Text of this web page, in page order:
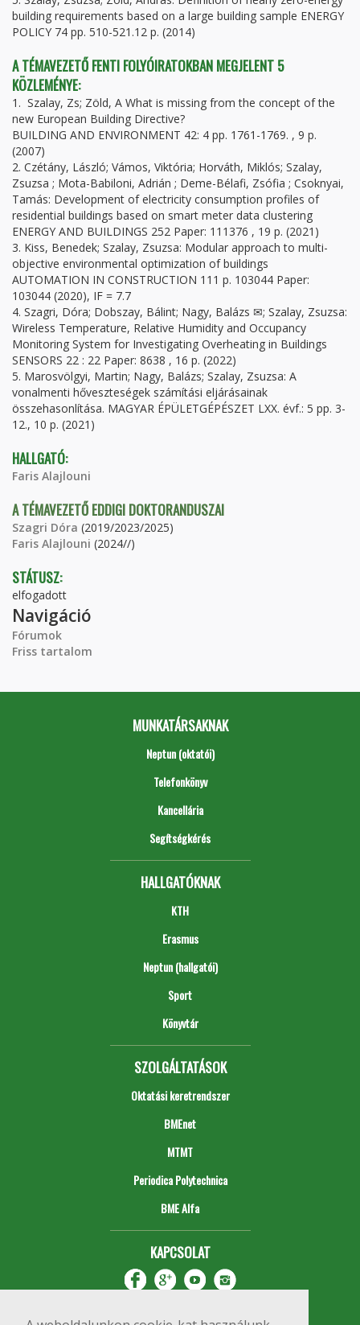
building requirements based on a large building sample ENERGY
POLICY 74 pp. 510-521.12 p. (2014)
A TÉMAVEZETŐ FENTI FOLYÓIRATOKBAN MEGJELENT 5
KÖZLEMÉNYE:
1. Szalay, Zs; Zöld, A What is missing from the concept of the
new European Building Directive?
BUILDING AND ENVIRONMENT 42: 4 pp. 1761-1769. , 9 p.
(2007)
2. Czétány, László; Vámos, Viktória; Horváth, Miklós; Szalay,
Zsuzsa ; Mota-Babiloni, Adrián ; Deme-Bélafi, Zsófia ; Csoknyai,
Tamás: Development of electricity consumption profiles of
residential buildings based on smart meter data clustering
ENERGY AND BUILDINGS 252 Paper: 111376 , 19 p. (2021)
3. Kiss, Benedek; Szalay, Zsuzsa: Modular approach to multi-
objective environmental optimization of buildings
AUTOMATION IN CONSTRUCTION 111 p. 103044 Paper:
103044 (2020), IF = 7.7
4. Szagri, Dóra; Dobszay, Bálint; Nagy, Balázs ✉; Szalay, Zsuzsa:
Wireless Temperature, Relative Humidity and Occupancy
Monitoring System for Investigating Overheating in Buildings
SENSORS 22 : 22 Paper: 8638 , 16 p. (2022)
5. Marosvölgyi, Martin; Nagy, Balázs; Szalay, Zsuzsa: A
vonalmenti hőveszteségek számítási eljárásainak
összehasonlítása. MAGYAR ÉPÜLETGÉPÉSZET LXX. évf.: 5 pp. 3-
12., 10 p. (2021)
HALLGATÓ:
Faris Alajlouni
A TÉMAVEZETŐ EDDIGI DOKTORANDUSZAI
Szagri Dóra (2019/2023/2025)
Faris Alajlouni (2024//)
STÁTUSZ:
elfogadott
Navigáció
Fórumok
Friss tartalom
MUNKATÁRSAKNAK
Neptun (oktatói)
Telefonkönyv
Kancellária
Segítségkérés
HALLGATÓKNAK
KTH
Erasmus
Neptun (hallgatói)
Sport
Könyvtár
SZOLGÁLTATÁSOK
Oktatási keretrendszer
BMEnet
MTMT
Periodica Polytechnica
BME Alfa
KAPCSOLAT